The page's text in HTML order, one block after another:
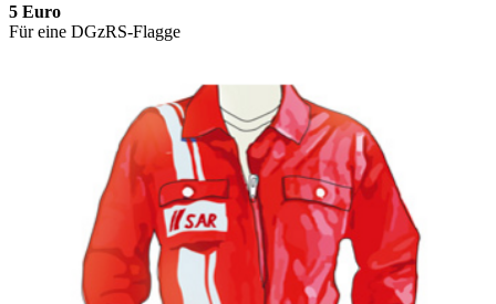
5 Euro
Für eine DGzRS-Flagge